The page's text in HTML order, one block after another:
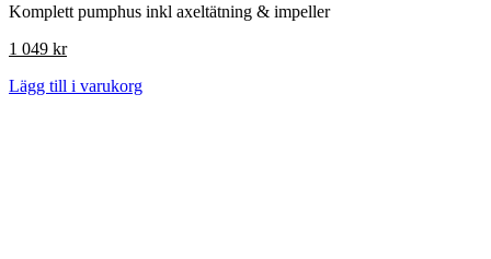
Komplett pumphus inkl axeltätning & impeller
1 049 kr
Lägg till i varukorg